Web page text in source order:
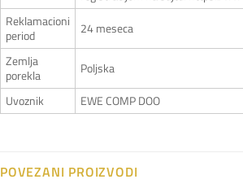
Reklamacioni
period
24 meseca
Zemlja
porekla
Poljska
Uvoznik
EWE COMP DOO
POVEZANI PROIZVODI